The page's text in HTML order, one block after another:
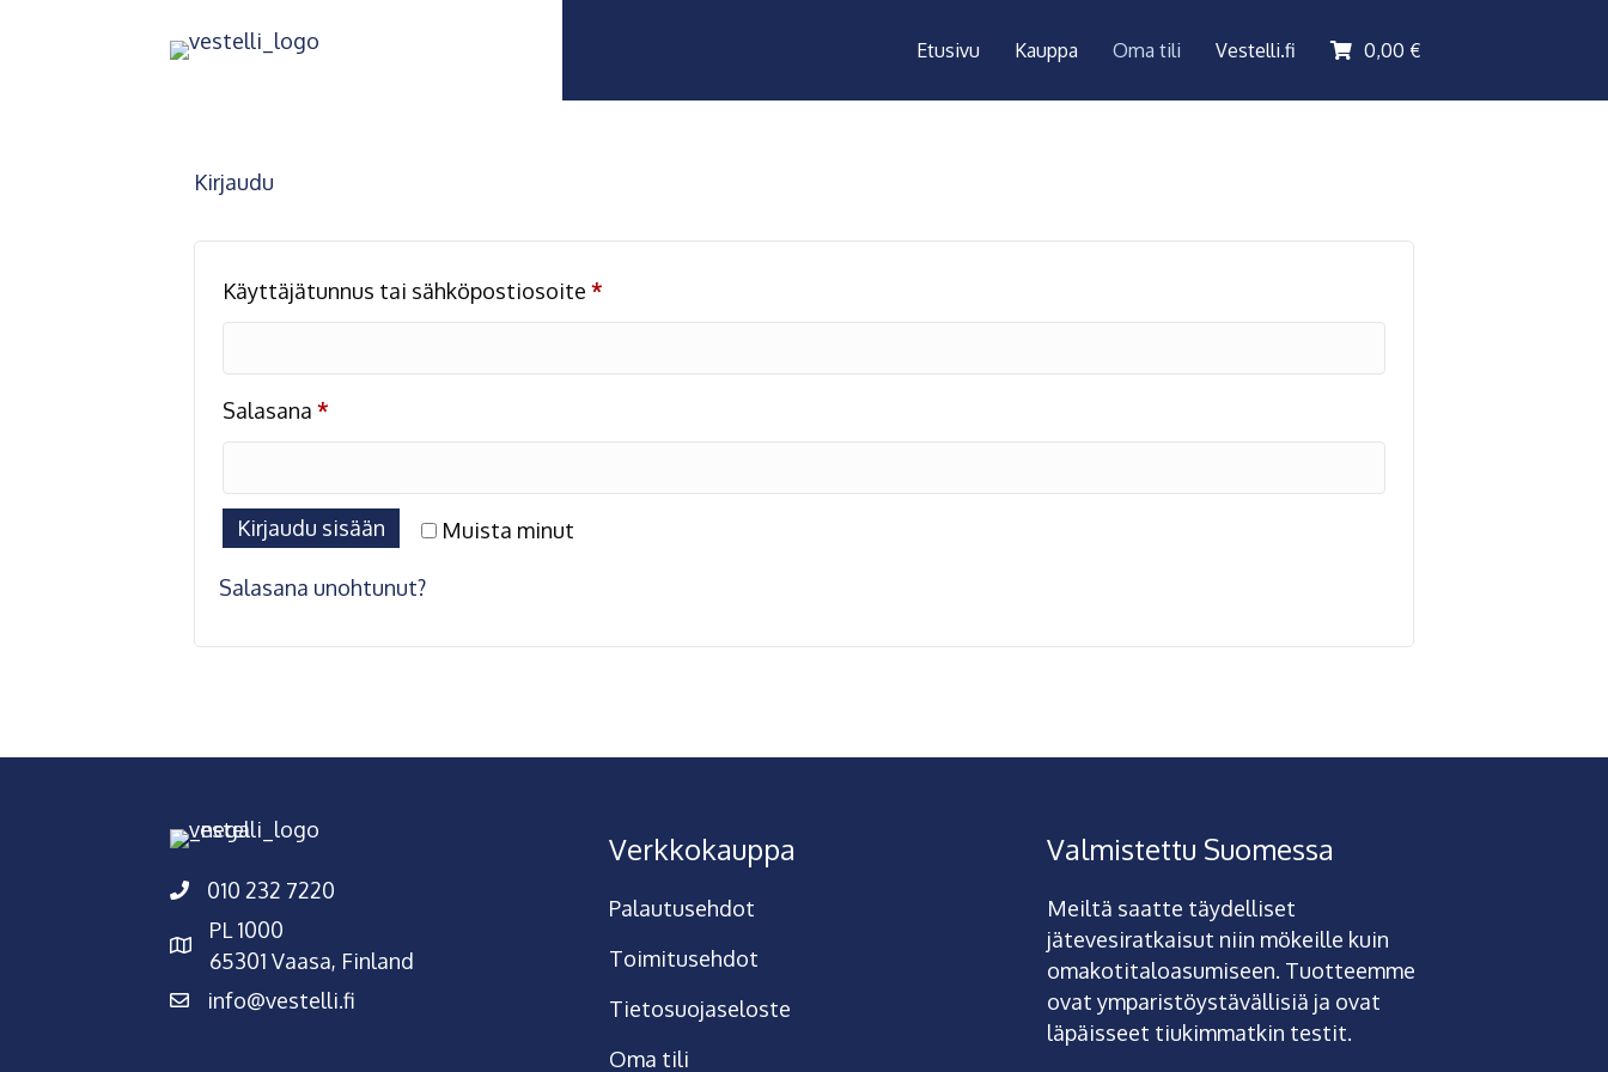
Etusivu Kauppa Oma tili Vestelli.fi 0,00 €
Kirjaudu
Käyttäjätunnus tai sähköpostiosoite *
Salasana *
Muista minut
Kirjaudu sisään
Salasana unohtunut?
010 232 7220
PL 1000
65301 Vaasa, Finland
info@vestelli.fi
Verkkokauppa
Palautusehdot
Toimitusehdot
Tietosuojaseloste
Oma tili
Valmistettu Suomessa
Meiltä saatte täydelliset
jätevesiratkaisut niin mökeille kuin
omakotitaloasumiseen. Tuotteemme
ovat ymparistöystävällisiä ja ovat
läpäisseet tiukimmatkin testit.